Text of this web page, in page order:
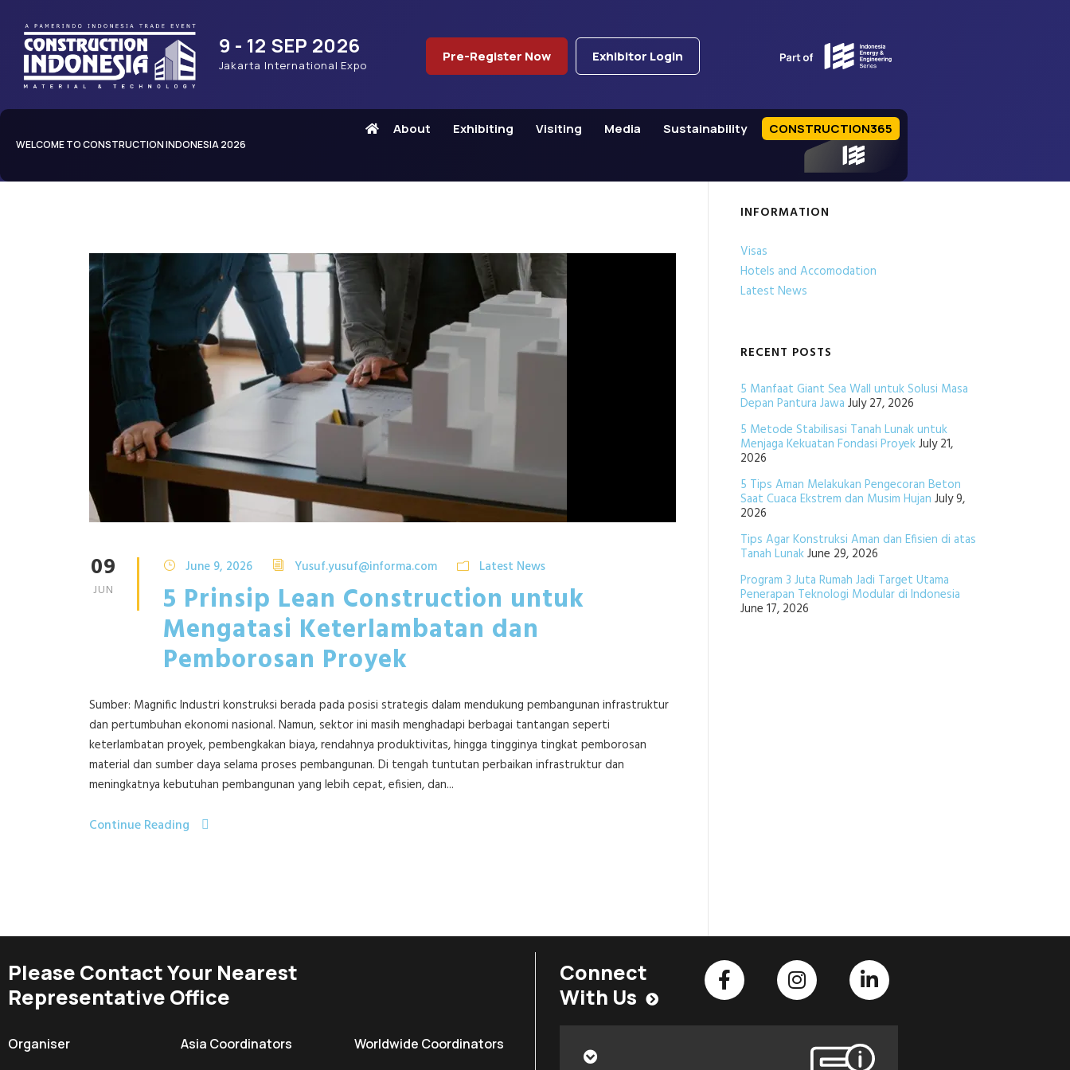
9 - 12 SEP 2026
Jakarta International Expo
Pre-Register Now Exhibitor Login
WELCOME TO CONSTRUCTION INDONESIA 2026
About Exhibiting Visiting Media Sustainability CONSTRUCTION365
09
JUN
June 9, 2026 Yusuf.yusuf@informa.com Latest News
5 Prinsip Lean Construction untuk
Mengatasi Keterlambatan dan
Pemborosan Proyek
Sumber: Magnific Industri konstruksi berada pada posisi strategis dalam mendukung pembangunan infrastruktur
dan pertumbuhan ekonomi nasional. Namun, sektor ini masih menghadapi berbagai tantangan seperti
keterlambatan proyek, pembengkakan biaya, rendahnya produktivitas, hingga tingginya tingkat pemborosan
material dan sumber daya selama proses pembangunan. Di tengah tuntutan perbaikan infrastruktur dan
meningkatnya kebutuhan pembangunan yang lebih cepat, efisien, dan...
Continue Reading
INFORMATION
Visas
Hotels and Accomodation
Latest News
RECENT POSTS
5 Manfaat Giant Sea Wall untuk Solusi Masa
Depan Pantura Jawa July 27, 2026
5 Metode Stabilisasi Tanah Lunak untuk
Menjaga Kekuatan Fondasi ProyekJuly 21,
2026
5 Tips Aman Melakukan Pengecoran Beton
Saat Cuaca Ekstrem dan Musim Hujan July 9,
2026
Tips Agar Konstruksi Aman dan Efisien di atas
Tanah LunakJune 29, 2026
Program 3 Juta Rumah Jadi Target Utama
Penerapan Teknologi Modular di Indonesia
June 17, 2026
Please Contact Your Nearest
Representative Office
Organiser Asia Coordinators Worldwide Coordinators
Connect
With Us